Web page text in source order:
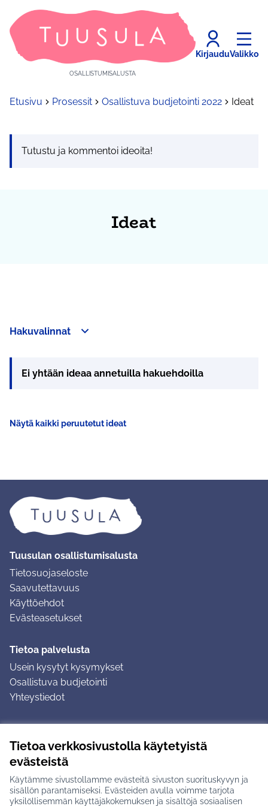
Tietoa verkkosivustolla käytetyistä
evästeistä
Käytämme sivustollamme evästeitä sivuston suorituskyvyn ja
sisällön parantamiseksi. Evästeiden avulla voimme tarjota
yksilöllisemmän käyttäjäkokemuksen ja sisältöjä sosiaalisen
OSALLISTUMISALUSTA
KirjauduValikko
Etusivu Prosessit Osallistuva budjetointi 2022 Ideat
Tutustu ja kommentoi ideoita!
Ideat
Hakuvalinnat
Ei yhtään ideaa annetuilla hakuehdoilla
Näytä kaikki peruutetut ideat
Tuusulan osallistumisalusta
Tietosuojaseloste
Saavutettavuus
Käyttöehdot
Evästeasetukset
Tietoa palvelusta
Usein kysytyt kysymykset
Osallistuva budjetointi
Yhteystiedot
Ohjeet kirjautumiseen
Ohjeet kommentin jättämiseen